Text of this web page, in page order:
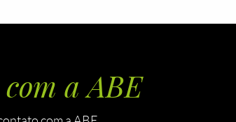
a ABE